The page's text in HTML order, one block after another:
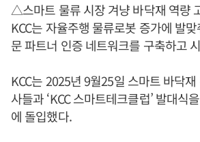
△스마트 물류 시장 겨냥 바닥재 역량
KCC는 자율주행 물류로봇 증가에 발
문 파트너 인증 네트워크를 구축하고
KCC는 2025년 9월25일 스마트 바닥
사들과 ‘KCC 스마트테크클럽’ 발대식
에 돌입했다.